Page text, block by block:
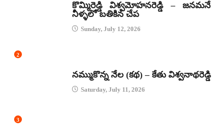
కొమ్మిరెడ్డి విశ్వమోహనరెడ్డి – జనమనే
నీళ్ళలో బతికిన చేప
Sunday, July 12, 2026
2
నమ్ముకొన్న నేల (కథ) – కేతు విశ్వనాథరెడ్డి
Saturday, July 11, 2026
3